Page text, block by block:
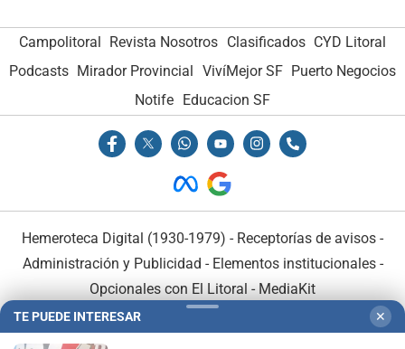
Campolitoral Revista Nosotros Clasificados CYD Litoral
Podcasts Mirador Provincial VivíMejor SF Puerto Negocios
Notife Educacion SF
Hemeroteca Digital (1930-1979) - Receptorías de avisos -
Administración y Publicidad - Elementos institucionales-
Opcionales con El Litoral - MediaKit
TE PUEDE INTERESAR ✕